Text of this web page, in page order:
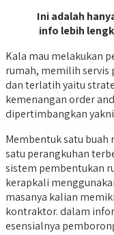
Ini adalah
info lebih
Kala mau melakukan
rumah, memilih servis
dan terlatih yaitu
kemenangan order
dipertimbangkan yakni
Membentuk satu buah
satu perangkuhan
sistem pembentukan
kerapkali
masanya kalian
kontraktor. dalam
esensialnya